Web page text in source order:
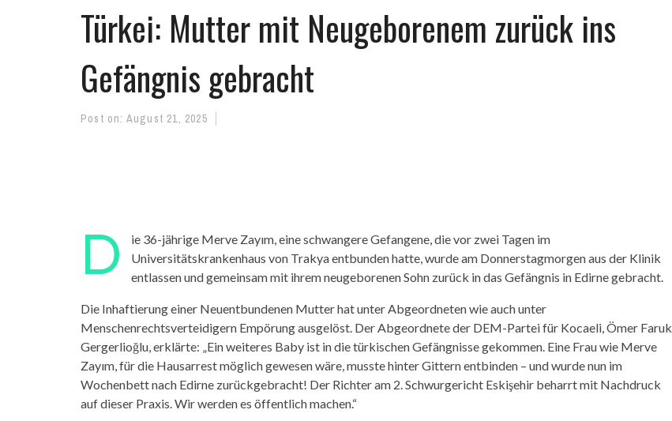
Türkei: Mutter mit Neugeborenem zurück ins
Gefängnis gebracht
Post on: August 21, 2025
D
ie 36-jährige Merve Zayım, eine schwangere Gefangene, die vor zwei Tagen im
Universitätskrankenhaus von Trakya entbunden hatte, wurde am Donnerstagmorgen aus der Klinik
entlassen und gemeinsam mit ihrem neugeborenen Sohn zurück in das Gefängnis in Edirne gebracht.
Die Inhaftierung einer Neuentbundenen Mutter hat unter Abgeordneten wie auch unter
Menschenrechtsverteidigern Empörung ausgelöst. Der Abgeordnete der DEM-Partei für Kocaeli, Ömer Faruk
Gergerlioğlu, erklärte: „Ein weiteres Baby ist in die türkischen Gefängnisse gekommen. Eine Frau wie Merve
Zayım, für die Hausarrest möglich gewesen wäre, musste hinter Gittern entbinden – und wurde nun im
Wochenbett nach Edirne zurückgebracht! Der Richter am 2. Schwurgericht Eskişehir beharrt mit Nachdruck
auf dieser Praxis. Wir werden es öffentlich machen.“